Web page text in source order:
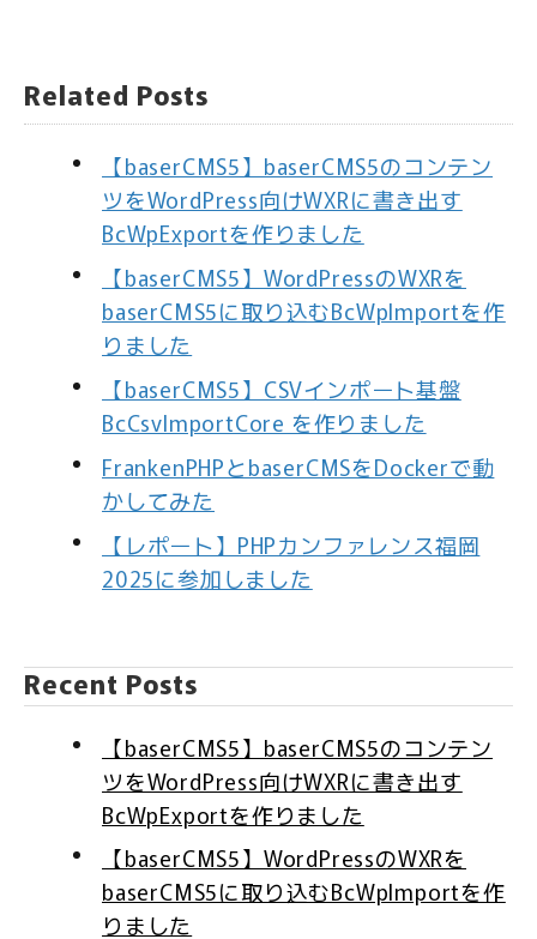
Related Posts
【baserCMS5】baserCMS5のコンテン
ツをWordPress向けWXRに書き出す
BcWpExportを作りました
【baserCMS5】WordPressのWXRを
baserCMS5に取り込むBcWpImportを作
りました
【baserCMS5】CSVインポート基盤
BcCsvImportCore を作りました
FrankenPHPとbaserCMSをDockerで動
かしてみた
【レポート】PHPカンファレンス福岡
2025に参加しました
Recent Posts
【baserCMS5】baserCMS5のコンテン
ツをWordPress向けWXRに書き出す
BcWpExportを作りました
【baserCMS5】WordPressのWXRを
baserCMS5に取り込むBcWpImportを作
りました